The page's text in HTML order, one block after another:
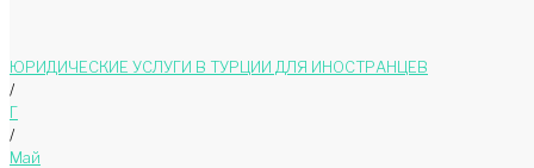
ЮРИДИЧЕСКИЕ УСЛУГИ В ТУРЦИИ ДЛЯ ИНОСТРАНЦЕВ
/
Г
/
Май